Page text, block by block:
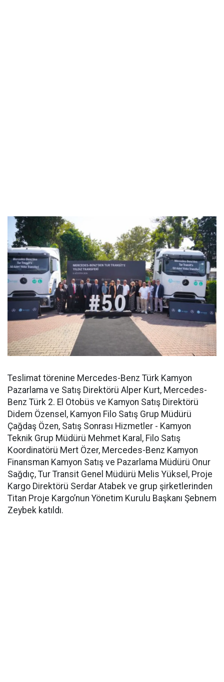
Teslimat törenine Mercedes-Benz Türk Kamyon
Pazarlama ve Satış Direktörü Alper Kurt, Mercedes-
Benz Türk 2. El Otobüs ve Kamyon Satış Direktörü
Didem Özensel, Kamyon Filo Satış Grup Müdürü
Çağdaş Özen, Satış Sonrası Hizmetler - Kamyon
Teknik Grup Müdürü Mehmet Karal, Filo Satış
Koordinatörü Mert Özer, Mercedes-Benz Kamyon
Finansman Kamyon Satış ve Pazarlama Müdürü Onur
Sağdıç, Tur Transit Genel Müdürü Melis Yüksel, Proje
Kargo Direktörü Serdar Atabek ve grup şirketlerinden
Titan Proje Kargo’nun Yönetim Kurulu Başkanı Şebnem
Zeybek katıldı.